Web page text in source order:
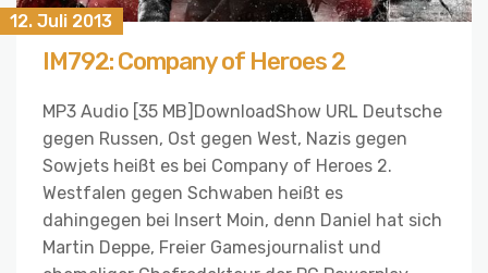
12. Juli 2013
IM792: Company of Heroes 2
MP3 Audio [35 MB]DownloadShow URL Deutsche
gegen Russen, Ost gegen West, Nazis gegen
Sowjets heißt es bei Company of Heroes 2.
Westfalen gegen Schwaben heißt es
dahingegen bei Insert Moin, denn Daniel hat sich
Martin Deppe, Freier Gamesjournalist und